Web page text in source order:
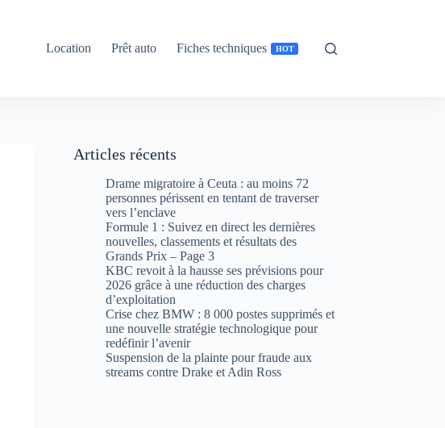
Location Prêt auto Fiches techniques HOT
Articles récents
Drame migratoire à Ceuta : au moins 72
personnes périssent en tentant de traverser
vers l’enclave
Formule 1 : Suivez en direct les dernières
nouvelles, classements et résultats des
Grands Prix – Page 3
KBC revoit à la hausse ses prévisions pour
2026 grâce à une réduction des charges
d’exploitation
Crise chez BMW : 8 000 postes supprimés et
une nouvelle stratégie technologique pour
redéfinir l’avenir
Suspension de la plainte pour fraude aux
streams contre Drake et Adin Ross